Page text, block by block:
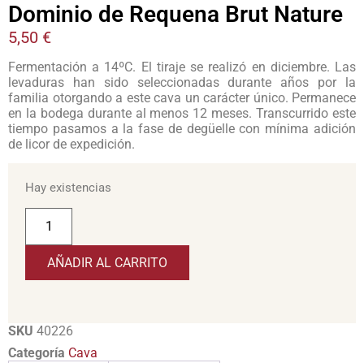
Dominio de Requena Brut Nature
5,50 €
Fermentación a 14ºC. El tiraje se realizó en diciembre. Las
levaduras han sido seleccionadas durante años por la
familia otorgando a este cava un carácter único. Permanece
en la bodega durante al menos 12 meses. Transcurrido este
tiempo pasamos a la fase de degüelle con mínima adición
de licor de expedición.
Hay existencias
AÑADIR AL CARRITO
SKU 40226
Categoría Cava